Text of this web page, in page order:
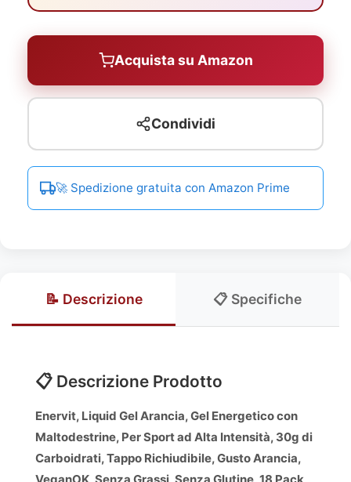
Acquista su Amazon
Condividi
🚀 Spedizione gratuita con Amazon Prime
📝 Descrizione 📋 Specifiche
📋 Descrizione Prodotto
Enervit, Liquid Gel Arancia, Gel Energetico con
Maltodestrine, Per Sport ad Alta Intensità, 30g di
Carboidrati, Tappo Richiudibile, Gusto Arancia,